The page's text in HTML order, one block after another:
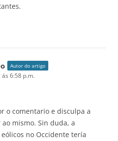
Autor do artigo
6:58 p.m.
o comentario e disculpa a
mismo. Sin duda, a
no Occidente tería